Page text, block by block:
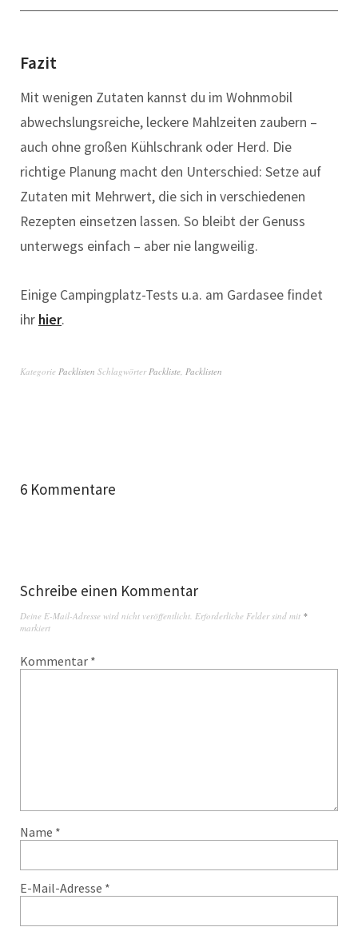
Fazit
Mit wenigen Zutaten kannst du im Wohnmobil
abwechslungsreiche, leckere Mahlzeiten zaubern –
auch ohne großen Kühlschrank oder Herd. Die
richtige Planung macht den Unterschied: Setze auf
Zutaten mit Mehrwert, die sich in verschiedenen
Rezepten einsetzen lassen. So bleibt der Genuss
unterwegs einfach – aber nie langweilig.
Einige Campingplatz-Tests u.a. am Gardasee findet
ihr hier.
Kategorie Packlisten SchlagwörterPackliste, Packlisten
6 Kommentare
Schreibe einen Kommentar
Deine E-Mail-Adresse wird nicht veröffentlicht. Erforderliche Felder sind mit *
markiert
Kommentar *
Name *
E-Mail-Adresse *